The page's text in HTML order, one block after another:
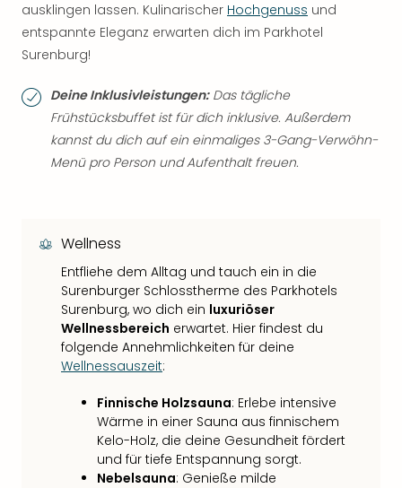
ausklingen lassen. Kulinarischer Hochgenuss und
entspannte Eleganz erwarten dich im Parkhotel
Surenburg!
Deine Inklusivleistungen:Das tägliche
Frühstücksbuffet ist für dich inklusive. Außerdem
kannst du dich auf ein einmaliges 3-Gang-Verwöhn-
Menü pro Person und Aufenthalt freuen.
Wellness
Entfliehe dem Alltag und tauch ein in die
Surenburger Schlosstherme des Parkhotels
Surenburg, wo dich ein luxuriöser
Wellnessbereich erwartet. Hier findest du
folgende Annehmlichkeiten für deine
Wellnessauszeit:
Finnische Holzsauna: Erlebe intensive
Wärme in einer Sauna aus finnischem
Kelo-Holz, die deine Gesundheit fördert
und für tiefe Entspannung sorgt.
Nebelsauna: Genieße milde